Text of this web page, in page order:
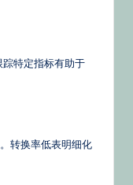
特定指标有助于
转换率低表明细化